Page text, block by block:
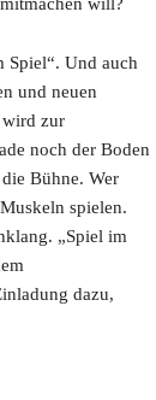
Spiel“. Und auch
und neuen
wird zur
noch der Boden
Bühne. Wer
spielen.
„Spiel im
dazu,